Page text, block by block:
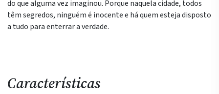
do que alguma vez imaginou. Porque naquela cidade, todos
têm segredos, ninguém é inocente e há quem esteja disposto
a tudo para enterrar a verdade.
Características